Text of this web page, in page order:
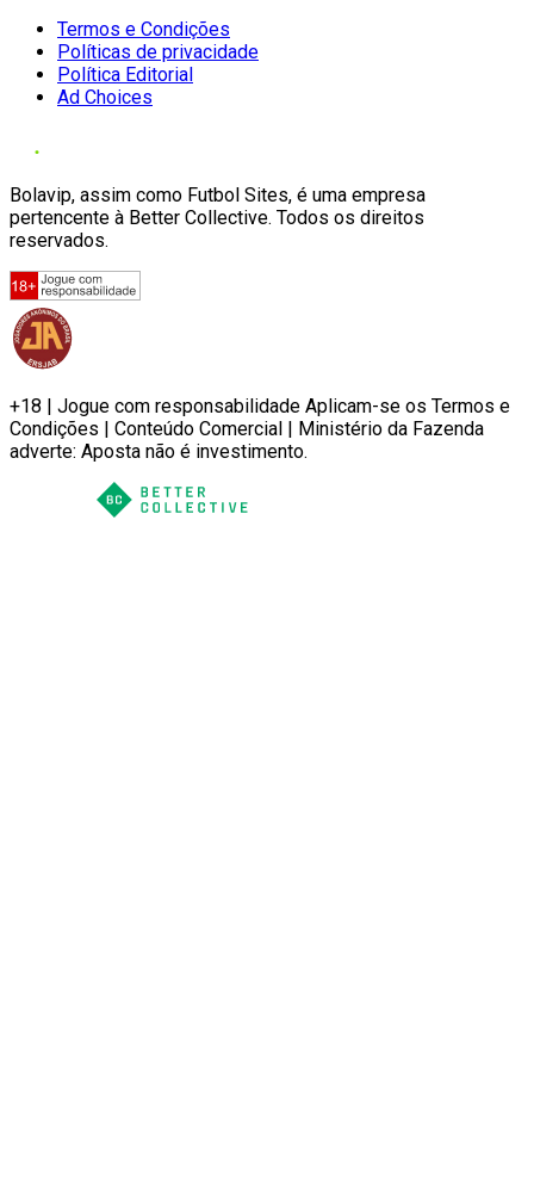
Termos e Condições
Políticas de privacidade
Política Editorial
Ad Choices
Bolavip, assim como Futbol Sites, é uma empresa
pertencente à Better Collective. Todos os direitos
reservados.
+18 | Jogue com responsabilidade Aplicam-se os Termos e
Condições | Conteúdo Comercial | Ministério da Fazenda
adverte: Aposta não é investimento.